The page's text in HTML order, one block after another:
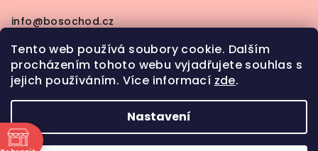
Tento web používá soubory cookie. Dalším
procházením tohoto webu vyjadřujete souhlas s
jejich používáním. Více informací zde.
Nastavení
t info@bosochod.cz
Copyright 2026